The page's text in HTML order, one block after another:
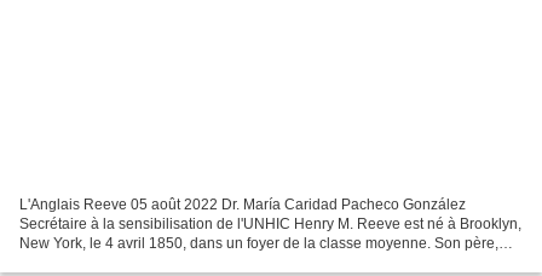
L'Anglais Reeve 05 août 2022 Dr. María Caridad Pacheco González
Secrétaire à la sensibilisation de l'UNHIC Henry M. Reeve est né à Brooklyn,
New York, le 4 avril 1850, dans un foyer de la classe moyenne. Son père,